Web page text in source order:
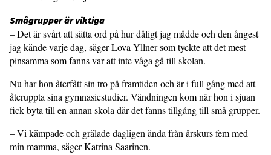
Smågrupper är viktiga
– Det är svårt att sätta ord på hur dåligt jag mådde och den ångest
jag kände varje dag, säger Lova Yllner som tyckte att det mest
pinsamma som fanns var att inte våga gå till skolan.
Nu har hon återfått sin tro på framtiden och är i full gång med att
återuppta sina gymnasiestudier. Vändningen kom när hon i sjuan
fick byta till en annan skola där det fanns tillgång till små grupper.
– Vi kämpade och grälade dagligen ända från årskurs fem med
min mamma, säger Katrina Saarinen.